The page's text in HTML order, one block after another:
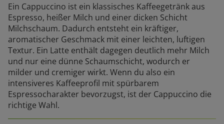
Ein Cappuccino ist ein klassisches Kaffeegetränk aus
Espresso, heißer Milch und einer dicken Schicht
Milchschaum. Dadurch entsteht ein kräftiger,
aromatischer Geschmack mit einer leichten, luftigen
Textur. Ein Latte enthält dagegen deutlich mehr Milch
und nur eine dünne Schaumschicht, wodurch er
milder und cremiger wirkt. Wenn du also ein
intensiveres Kaffeeprofil mit spürbarem
Espressocharakter bevorzugst, ist der Cappuccino die
richtige Wahl.